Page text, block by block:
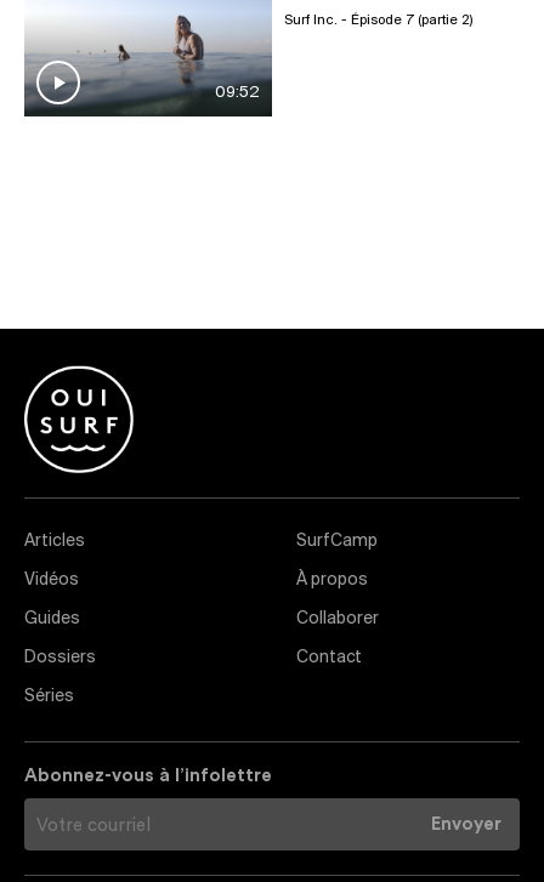
09:52
Surf Inc. - Épisode 7 (partie 2)
Articles
Vidéos
Guides
Dossiers
Séries
SurfCamp
À propos
Collaborer
Contact
Abonnez-vous à l’infolettre